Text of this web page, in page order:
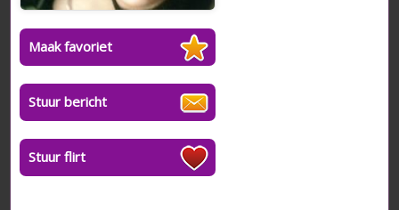
Maak favoriet
Stuur bericht
Stuur flirt